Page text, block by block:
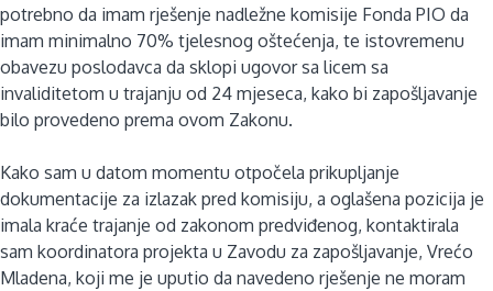
potrebno da imam rješenje nadležne komisije Fonda PIO da
imam minimalno 70% tjelesnog oštećenja, te istovremenu
obavezu poslodavca da sklopi ugovor sa licem sa
invaliditetom u trajanju od 24 mjeseca, kako bi zapošljavanje
bilo provedeno prema ovom Zakonu.
Kako sam u datom momentu otpočela prikupljanje
dokumentacije za izlazak pred komisiju, a oglašena pozicija je
imala kraće trajanje od zakonom predviđenog, kontaktirala
sam koordinatora projekta u Zavodu za zapošljavanje, Vrećo
Mladena, koji me je uputio da navedeno rješenje ne moram